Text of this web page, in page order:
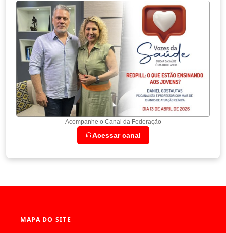
Acompanhe o Canal da Federação
Acessar canal
MAPA DO SITE